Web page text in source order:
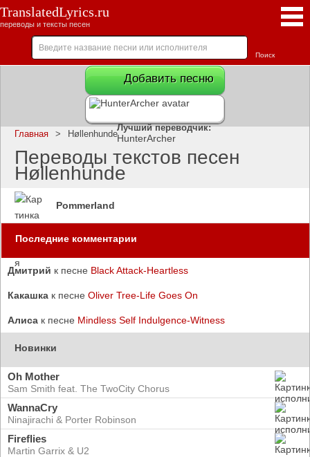
TranslatedLyrics.ru
переводы и тексты песен
Добавить песню
Лучший переводчик:
HunterArcher
Главная > Høllenhunde
Переводы текстов песен
Høllenhunde
Pommerland
Последние комментарии
Дмитрий к песне Black Attack-Heartless
Какашка к песне Oliver Tree-Life Goes On
Алиса к песне Mindless Self Indulgence-Witness
Новинки
Oh Mother
Sam Smith feat. The TwoCity Chorus
WannaCry
Ninajirachi & Porter Robinson
Fireflies
Martin Garrix & U2